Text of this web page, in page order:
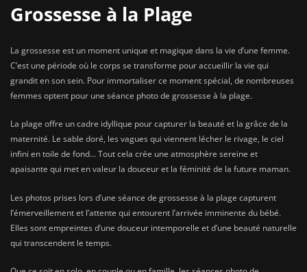
Grossesse à la Plage
La grossesse est un moment unique et magique dans la vie d’une femme.
C’est une période où le corps se transforme pour accueillir la vie qui
grandit en son sein. Pour immortaliser ce moment spécial, de nombreuses
femmes optent pour une séance photo de grossesse à la plage.
La plage offre un cadre idyllique pour capturer la beauté et la grâce de la
maternité. Le sable doré, les vagues qui viennent lécher le rivage, le ciel
infini en toile de fond… Tout cela crée une atmosphère sereine et
apaisante qui met en valeur la douceur et la féminité de la future maman.
Les photos prises lors d’une séance de grossesse à la plage capturent
l’émerveillement et l’attente qui entourent l’arrivée imminente du bébé.
Elles sont empreintes d’une douceur intemporelle et d’une beauté naturelle
qui transcendent le temps.